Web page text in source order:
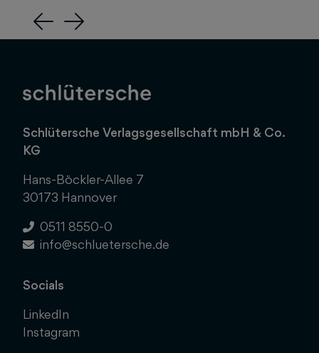
Previous
Next
Schlütersche Verlagsgesellschaft mbH & Co.
KG
Hans-Böckler-Allee 7
30173 Hannover
0511 8550-0
info@schluetersche.de
Socials
LinkedIn
Instagram